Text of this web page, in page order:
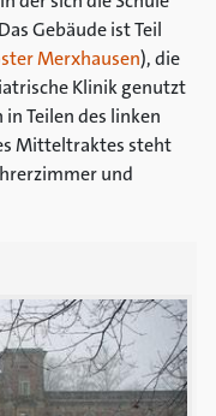
Gebäude ist Teil
Merxhausen), die
Klinik genutzt
Teilen des linken
Mitteltraktes steht
und